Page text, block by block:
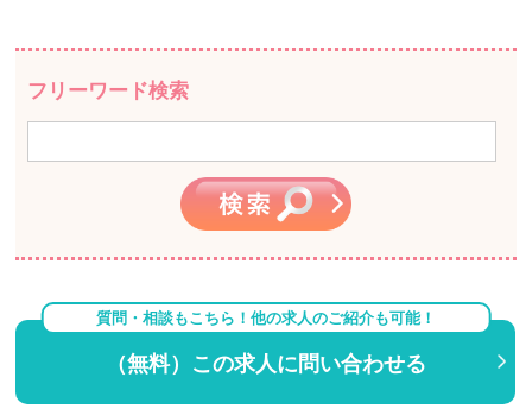
フリーワード検索
質問・相談もこちら！他の求人のご紹介も可能！
（無料）この求人に問い合わせる